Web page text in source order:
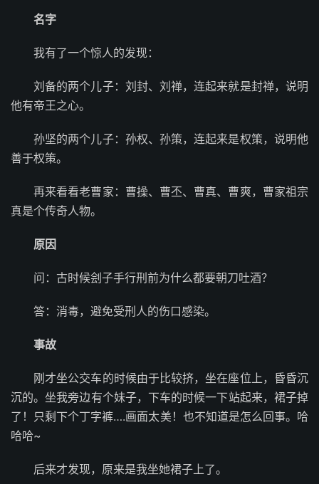
名字
我有了一个惊人的发现：
刘备的两个儿子：刘封、刘禅，连起来就是封禅，说明
他有帝王之心。
孙坚的两个儿子：孙权、孙策，连起来是权策，说明他
善于权策。
再来看看老曹家：曹操、曹丕、曹真、曹爽，曹家祖宗
真是个传奇人物。
原因
问：古时候刽子手行刑前为什么都要朝刀吐酒？
答：消毒，避免受刑人的伤口感染。
事故
刚才坐公交车的时候由于比较挤，坐在座位上，昏昏沉
沉的。坐我旁边有个妹子，下车的时候一下站起来，裙子掉
了！只剩下个丁字裤….画面太美！也不知道是怎么回事。哈
哈哈~
后来才发现，原来是我坐她裙子上了。